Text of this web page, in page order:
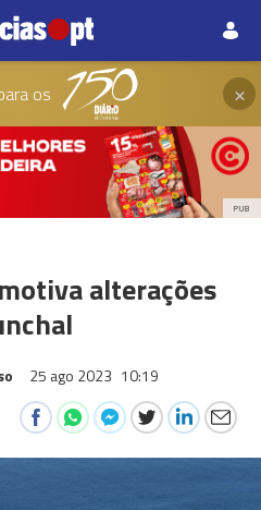
os ×
PUB
alterações
25 ago 2023 10:19